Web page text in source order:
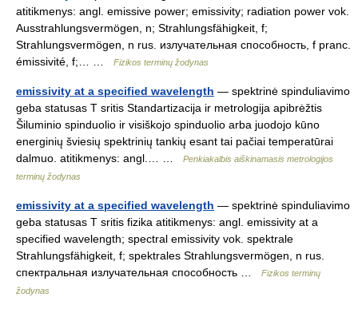
atitikmenys: angl. emissive power; emissivity; radiation power vok.
Ausstrahlungsvermögen, n; Strahlungsfähigkeit, f;
Strahlungsvermögen, n rus. излучательная способность, f pranc.
émissivité, f;… …
Fizikos terminų žodynas
emissivity at a specified wavelength — spektrinė spinduliavimo
geba statusas T sritis Standartizacija ir metrologija apibrėžtis
Šiluminio spinduolio ir visiškojo spinduolio arba juodojo kūno
energinių šviesių spektrinių tankių esant tai pačiai temperatūrai
dalmuo. atitikmenys: angl.… …
Penkiakalbis aiškinamasis metrologijos
terminų žodynas
emissivity at a specified wavelength — spektrinė spinduliavimo
geba statusas T sritis fizika atitikmenys: angl. emissivity at a
specified wavelength; spectral emissivity vok. spektrale
Strahlungsfähigkeit, f; spektrales Strahlungsvermögen, n rus.
спектральная излучательная способность …
Fizikos terminų
žodynas